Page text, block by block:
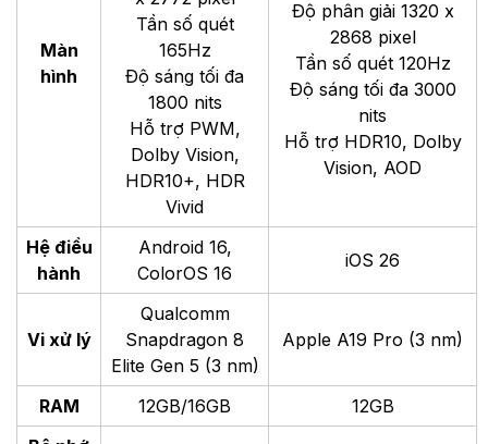
thước
161.4 x 76.7 x 8.1
mm
163.4 x 78 x 8.8 mm
Trọng
211 hoặc 215 gram
(tùy phiên bản)
233 gram
Màn
LTPO AMOLED
6.78 inch
Độ phân giải
x 2772 pixel
Tần số quét
165Hz
Độ sáng tối đa
1800 nits
Hỗ trợ PWM,
Dolby Vision,
HDR10+, HDR
2868 pixel
Tần số quét 120Hz
nits
Vision, AOD